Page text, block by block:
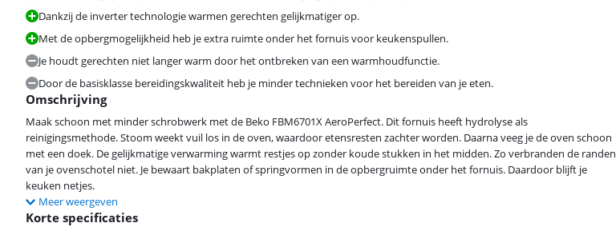
Dankzij de inverter technologie warmen gerechten gelijkmatiger op.
Met de opbergmogelijkheid heb je extra ruimte onder het fornuis voor keukenspullen.
Je houdt gerechten niet langer warm door het ontbreken van een warmhoudfunctie.
Door de basisklasse bereidingskwaliteit heb je minder technieken voor het bereiden van je eten.
Omschrijving
Maak schoon met minder schrobwerk met de Beko FBM6701X AeroPerfect. Dit fornuis heeft hydrolyse als
reinigingsmethode. Stoom weekt vuil los in de oven, waardoor etensresten zachter worden. Daarna veeg je de oven schoon
met een doek. De gelijkmatige verwarming warmt restjes op zonder koude stukken in het midden. Zo verbranden de randen
van je ovenschotel niet. Je bewaart bakplaten of springvormen in de opbergruimte onder het fornuis. Daardoor blijft je
keuken netjes.
Meer weergeven
Korte specificaties